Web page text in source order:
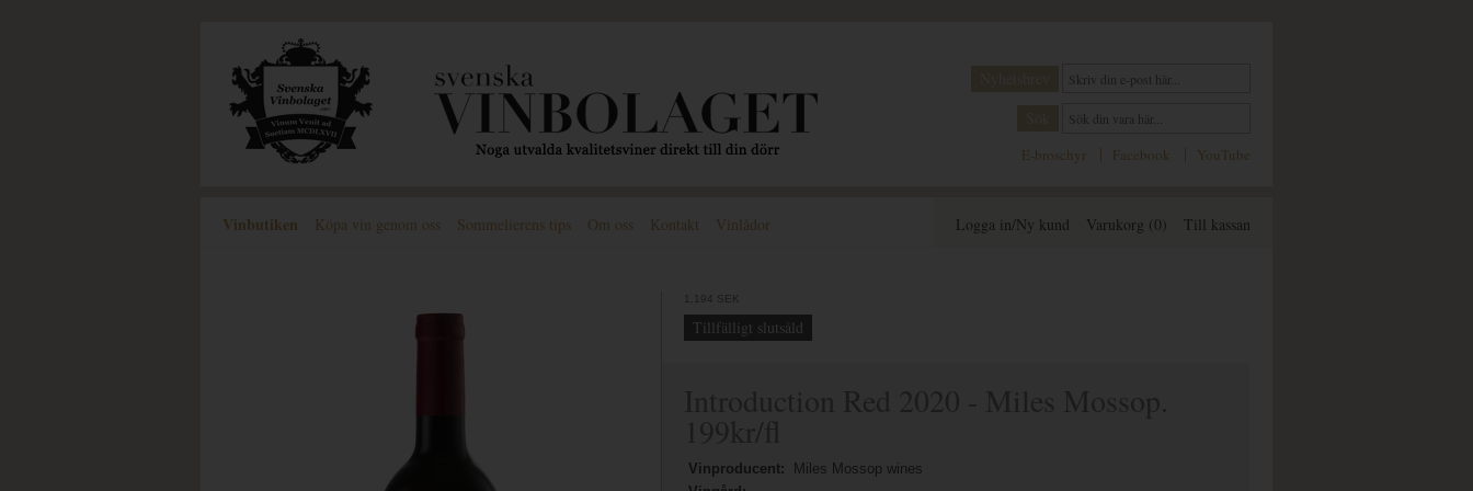
E-broschyr Facebook YouTube
Vinbutiken Köpa vin genom oss Sommelierens tips Om oss Kontakt Vinlådor Logga in/Ny kund Varukorg (0) Till kassan
1,194 SEK
Tillfälligt slutsåld
Vinproducent:
Miles Mossop wines